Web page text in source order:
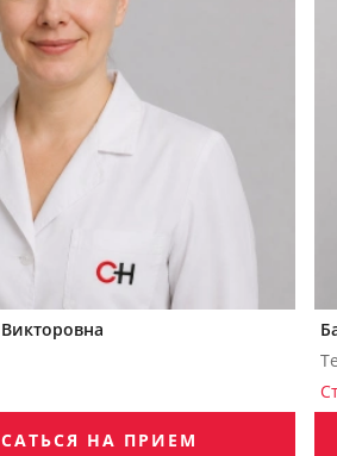
НА ПРИЕМ